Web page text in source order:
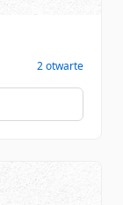
2 otwarte